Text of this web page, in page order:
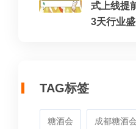
式上线提
3天行业
TAG标签
糖酒会 成都糖酒会